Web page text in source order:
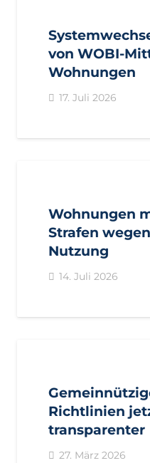
von WOBI-
Wohnungen
17. Juli 2026
Wohnungen
Strafen
Nutzung
14. Juli 2026
Richtlinien
transparenter
27. März 2026